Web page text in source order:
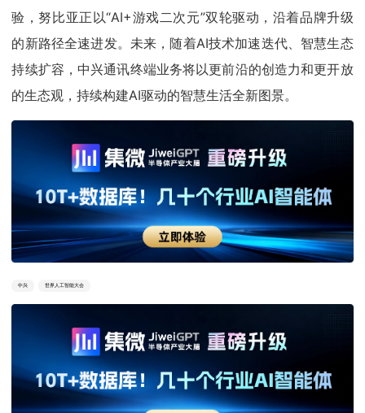
验，努比亚正以“AI+游戏二次元”双轮驱动，沿着品牌升级
的新路径全速进发。未来，随着AI技术加速迭代、智慧生态
持续扩容，中兴通讯终端业务将以更前沿的创造力和更开放
的生态观，持续构建AI驱动的智慧生活全新图景。
中兴 世界人工智能大会